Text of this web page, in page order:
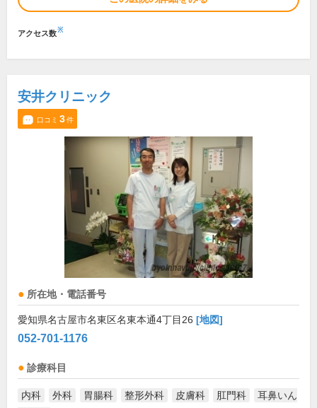
アクセス数※
安井クリニック
口コミ 3件
所在地・電話番号
愛知県名古屋市名東区名東本通4丁目26 [地図]
052-701-1176
診療科目
内科 外科 胃腸科 整形外科 皮膚科 肛門科
耳鼻いん